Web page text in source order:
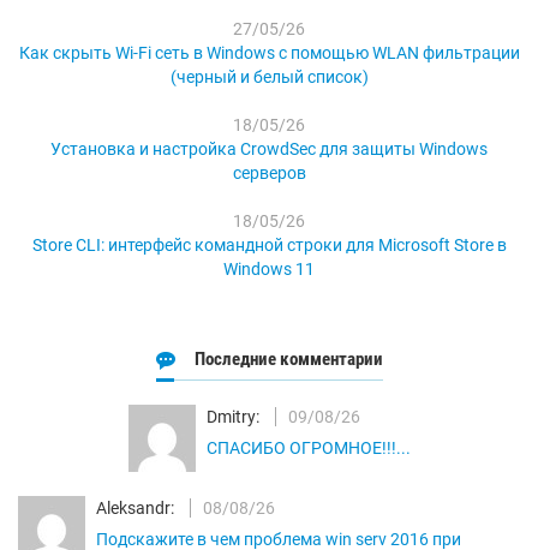
27/05/26
Как скрыть Wi-Fi сеть в Windows с помощью WLAN фильтрации
(черный и белый список)
18/05/26
Установка и настройка CrowdSec для защиты Windows
серверов
18/05/26
Store CLI: интерфейс командной строки для Microsoft Store в
Windows 11
Последние комментарии
Dmitry:
09/08/26
СПАСИБО ОГРОМНОЕ!!!...
Aleksandr:
08/08/26
Подскажите в чем проблема win serv 2016 при